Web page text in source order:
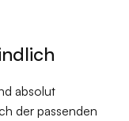
absolut
der passenden